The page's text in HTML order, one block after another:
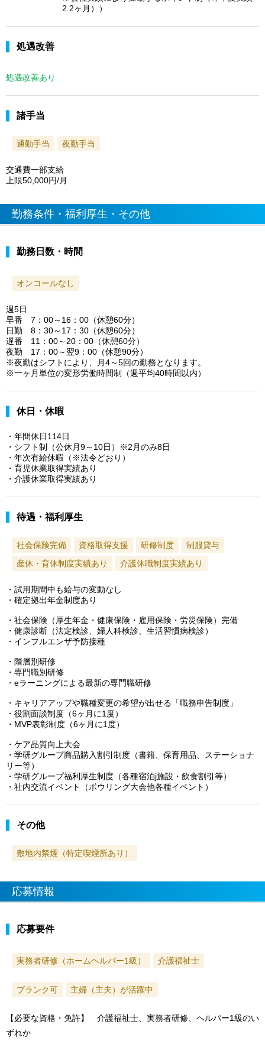
2.2ヶ月））
処遇改善
処遇改善あり
諸手当
通勤手当 夜勤手当
交通費一部支給
上限50,000円/月
勤務条件・福利厚生・その他
勤務日数・時間
オンコールなし
週5日
早番 7：00～16：00（休憩60分）
日勤 8：30～17：30（休憩60分）
遅番 11：00～20：00（休憩60分）
夜勤 17：00～翌9：00（休憩90分）
※夜勤はシフトにより、月4～5回の勤務となります。
※一ヶ月単位の変形労働時間制（週平均40時間以内）
休日・休暇
・年間休日114日
・シフト制（公休月9～10日）※2月のみ8日
・年次有給休暇（※法令どおり）
・育児休業取得実績あり
・介護休業取得実績あり
待遇・福利厚生
社会保険完備 資格取得支援 研修制度
制服貸与
産休・育休制度実績あり
介護休職制度実績あり
・試用期間中も給与の変動なし
・確定拠出年金制度あり
・社会保険（厚生年金・健康保険・雇用保険・労災保険）完備
・健康診断（法定検診、婦人科検診、生活習慣病検診）
・インフルエンザ予防接種
・階層別研修
・専門職別研修
・eラーニングによる最新の専門職研修
・キャリアアップや職種変更の希望が出せる「職務申告制度」
・役割面談制度（6ヶ月に1度）
・MVP表彰制度（6ヶ月に1度）
・ケア品質向上大会
・学研グループ商品購入割引制度（書籍、保育用品、ステーショナ
リー等）
・学研グループ福利厚生制度（各種宿泊j施設・飲食割引等）
・社内交流イベント（ボウリング大会他各種イベント）
その他
敷地内禁煙（特定喫煙所あり）
応募情報
応募要件
実務者研修（ホームヘルパー1級） 介護福祉士
ブランク可 主婦（主夫）が活躍中
【必要な資格・免許】 介護福祉士、実務者研修、ヘルパー1級のい
ずれか